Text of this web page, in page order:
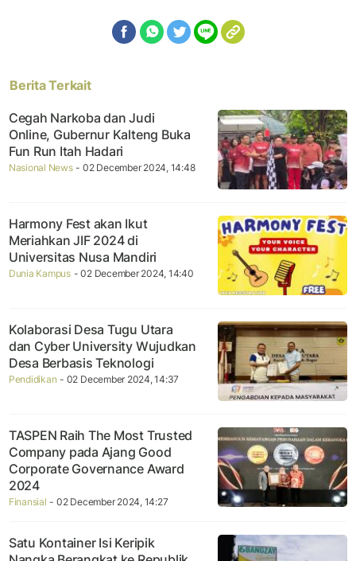
Berita Terkait
Cegah Narkoba dan Judi
Online, Gubernur Kalteng Buka
Fun Run Itah Hadari
Nasional News - 02 December 2024, 14:48
Harmony Fest akan Ikut
Meriahkan JIF 2024 di
Universitas Nusa Mandiri
Dunia Kampus - 02 December 2024, 14:40
Kolaborasi Desa Tugu Utara
dan Cyber University Wujudkan
Desa Berbasis Teknologi
Pendidikan - 02 December 2024, 14:37
TASPEN Raih The Most Trusted
Company pada Ajang Good
Corporate Governance Award
2024
Finansial - 02 December 2024, 14:27
Satu Kontainer Isi Keripik